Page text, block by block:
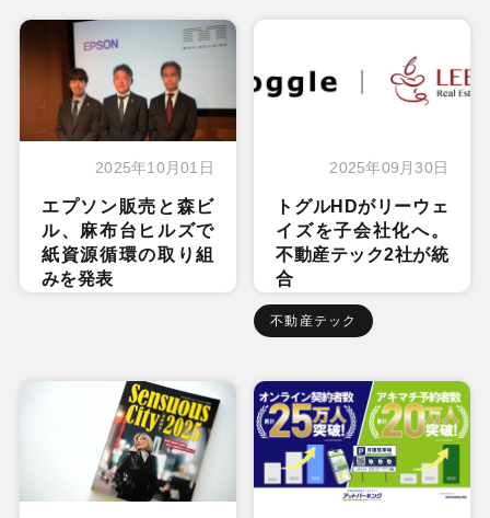
2025年10月01日
エプソン販売と森ビ
ル、麻布台ヒルズで
紙資源循環の取り組
みを発表
2025年09月30日
トグルHDがリーウェ
イズを子会社化へ。
不動産テック2社が統
合
不動産テック